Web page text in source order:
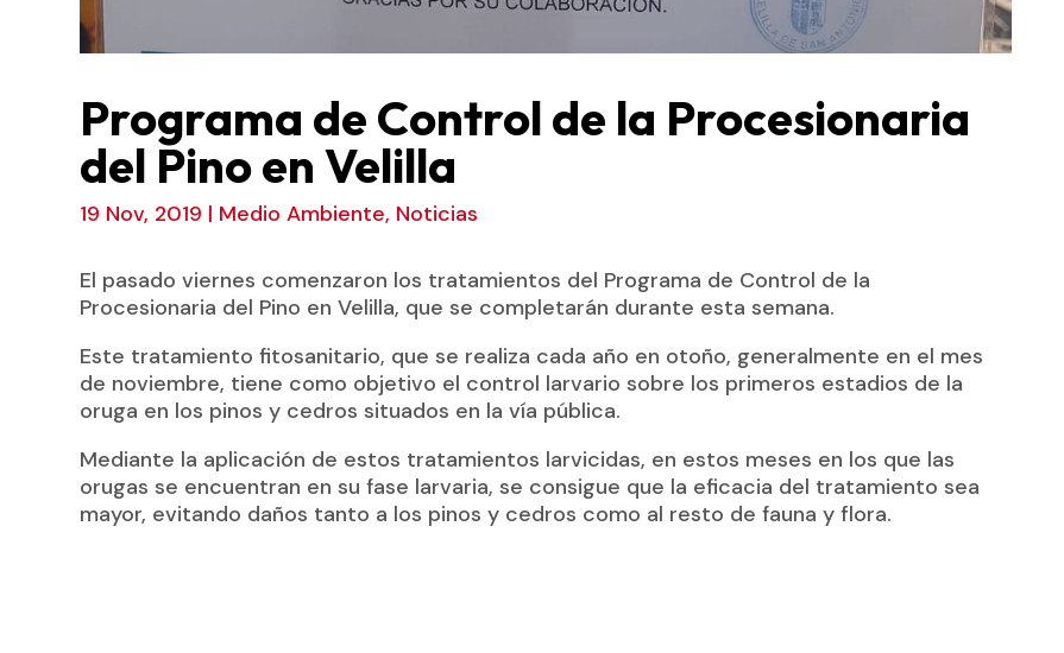
Programa de Control de la Procesionaria
del Pino en Velilla
19 Nov, 2019 | Medio Ambiente, Noticias
El pasado viernes comenzaron los tratamientos del Programa de Control de la
Procesionaria del Pino en Velilla, que se completarán durante esta semana.
Este tratamiento fitosanitario, que se realiza cada año en otoño, generalmente en el mes
de noviembre, tiene como objetivo el control larvario sobre los primeros estadios de la
oruga en los pinos y cedros situados en la vía pública.
Mediante la aplicación de estos tratamientos larvicidas, en estos meses en los que las
orugas se encuentran en su fase larvaria, se consigue que la eficacia del tratamiento sea
mayor, evitando daños tanto a los pinos y cedros como al resto de fauna y flora.